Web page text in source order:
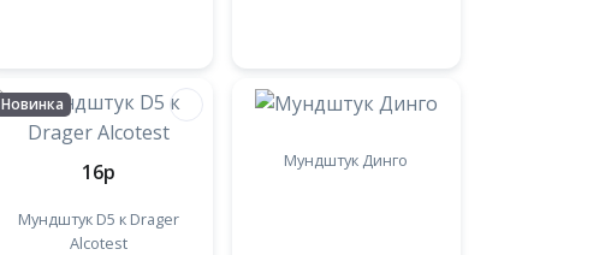
Новинка
16p
Мундштук D5 к Drager
Alcotest
Мундштук Динго